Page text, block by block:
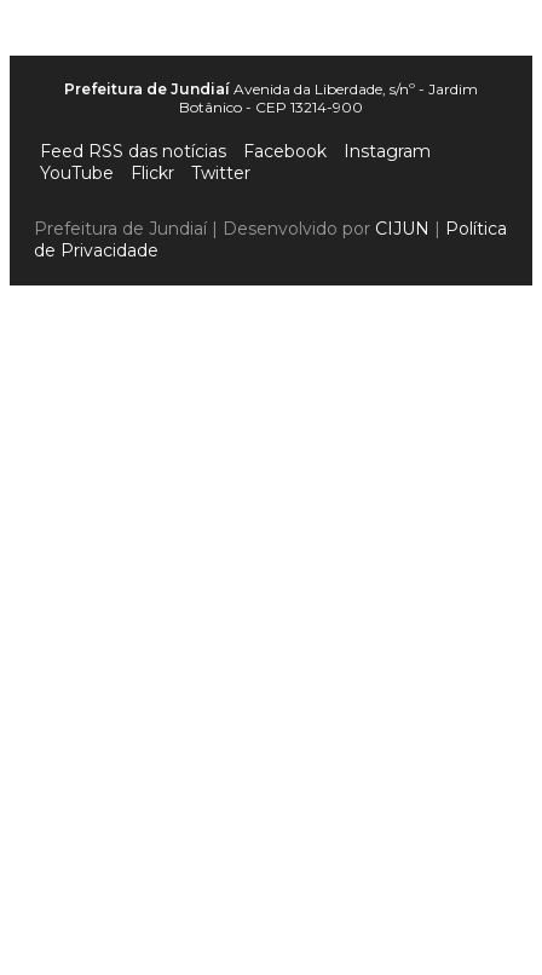
Prefeitura de Jundiaí Avenida da Liberdade, s/nº - Jardim
Botânico - CEP 13214-900
Feed RSS das notícias Facebook
Instagram
YouTube
Flickr Twitter
Prefeitura de Jundiaí | Desenvolvido por CIJUN | Política
de Privacidade